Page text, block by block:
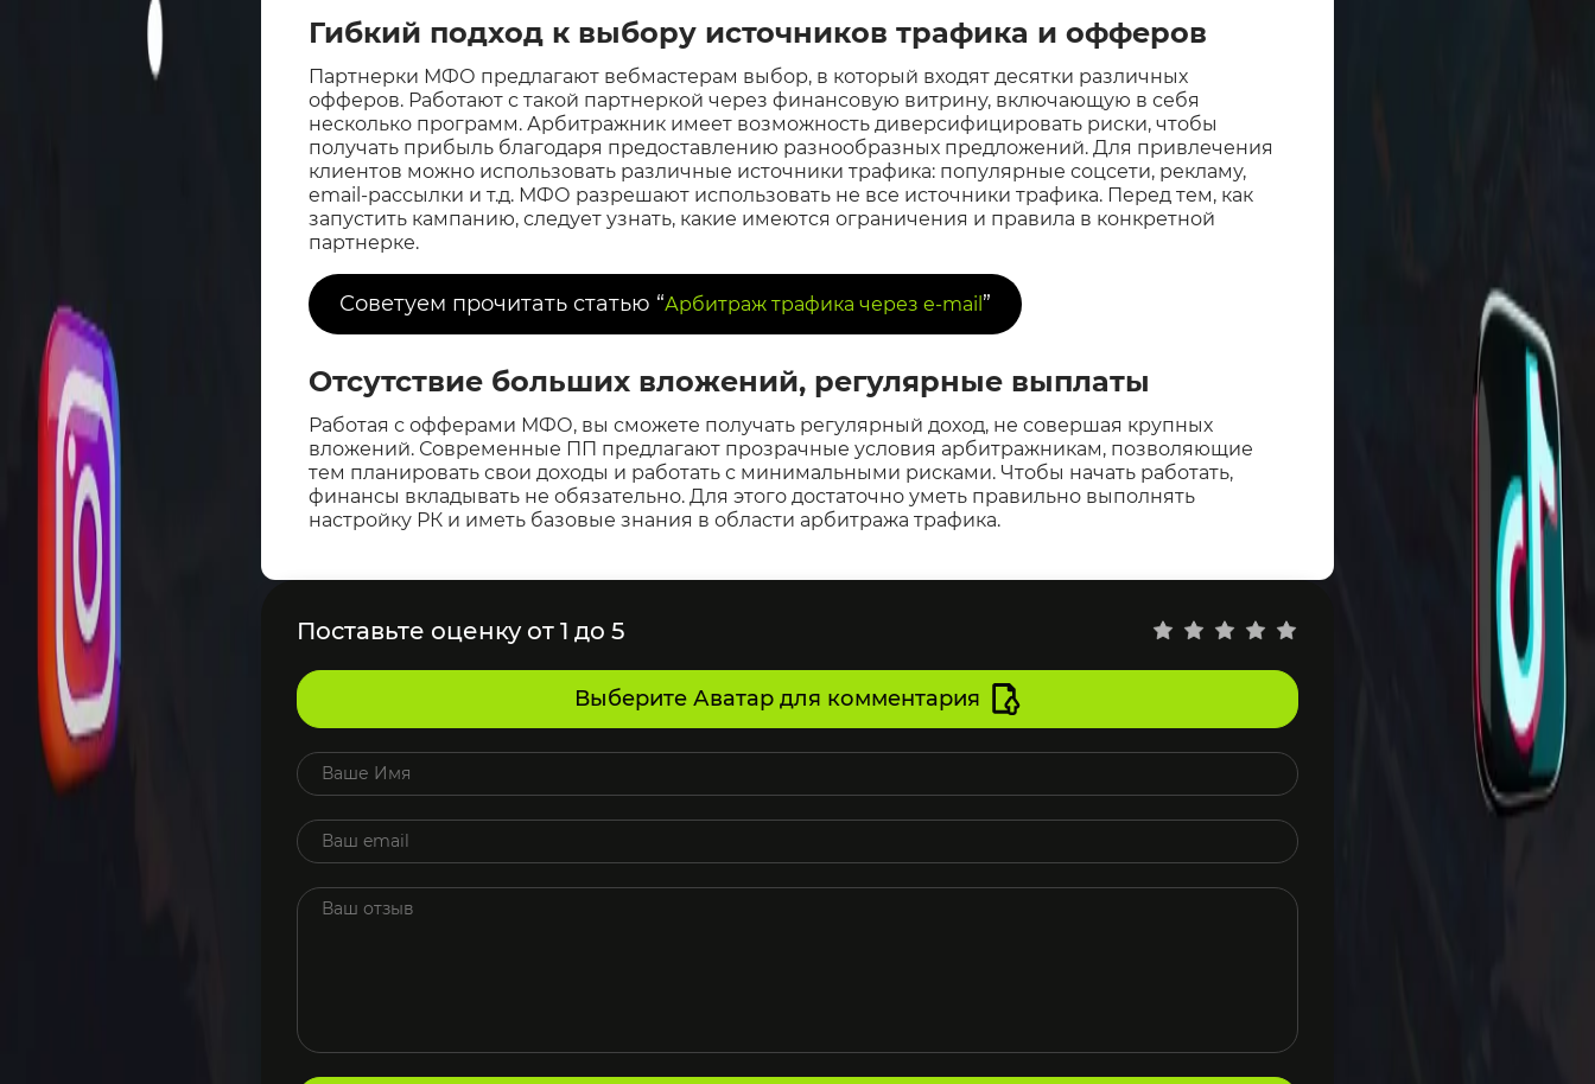
Гибкий подход к выбору источников трафика и офферов
Партнерки МФО предлагают вебмастерам выбор, в который входят десятки различных
офферов. Работают с такой партнеркой через финансовую витрину, включающую в себя
несколько программ. Арбитражник имеет возможность диверсифицировать риски, чтобы
получать прибыль благодаря предоставлению разнообразных предложений. Для привлечения
клиентов можно использовать различные источники трафика: популярные соцсети, рекламу,
email-рассылки и т.д. МФО разрешают использовать не все источники трафика. Перед тем, как
запустить кампанию, следует узнать, какие имеются ограничения и правила в конкретной
партнерке.
Советуем прочитать статью “Арбитраж трафика через e-mail ”
Отсутствие больших вложений, регулярные выплаты
Работая с офферами МФО, вы сможете получать регулярный доход, не совершая крупных
вложений. Современные ПП предлагают прозрачные условия арбитражникам, позволяющие
тем планировать свои доходы и работать с минимальными рисками. Чтобы начать работать,
финансы вкладывать не обязательно. Для этого достаточно уметь правильно выполнять
настройку РК и иметь базовые знания в области арбитража трафика.
Поставьте оценку от 1 до 5
Выберите Аватар для комментария